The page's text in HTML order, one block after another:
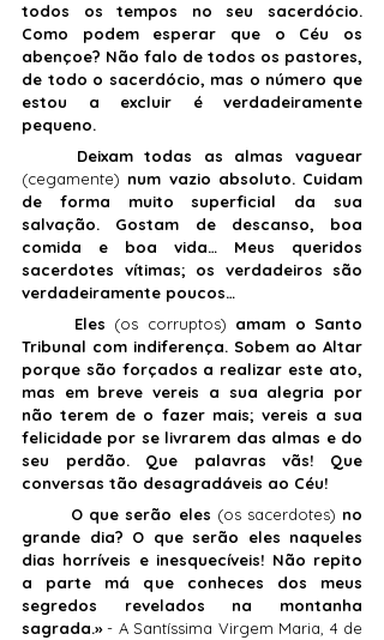
todos os tempos no seu sacerdócio.
Como podem esperar que o Céu os
abençoe? Não falo de todos os pastores,
de todo o sacerdócio, mas o número que
estou a excluir é verdadeiramente
pequeno.
(cegamente) num vazio absoluto. Cuidam
de forma muito superficial da sua
salvação. Gostam de descanso, boa
comida e boa vida… Meus queridos
sacerdotes vítimas; os verdadeiros são
verdadeiramente poucos…
	Eles
(os corruptos) amam o Santo
Tribunal com indiferença. Sobem ao Altar
porque são forçados a realizar este ato,
mas em breve vereis a sua alegria por
não terem de o fazer mais; vereis a sua
felicidade por se livrarem das almas e do
seu perdão. Que palavras vãs! Que
conversas tão desagradáveis ao Céu!
	O que serão eles
(os sacerdotes) no
grande dia? O que serão eles naqueles
dias horríveis e inesquecíveis! Não repito
a parte má que conheces dos meus
segredos revelados na montanha
sagrada.» - A Santíssima Virgem Maria, 4 de